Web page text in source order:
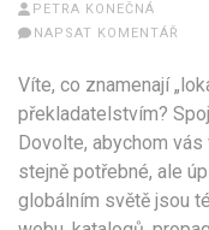
PETRA KONEČNÁ
NAPSAT KOMENTÁŘ
Víte, co znamenají
překladatelstvím?
Dovolte, abychom
stejně potřebné, ale
globálním světě jsou